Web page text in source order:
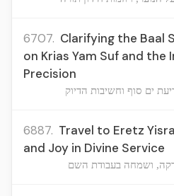
6707. Clarifying the Baal
on Krias Yam Suf and
Precision
ים סוף וחשיבות הדיוק
6887. Travel to Eretz
and Joy in Divine Service
ושמחה בעבודת השם